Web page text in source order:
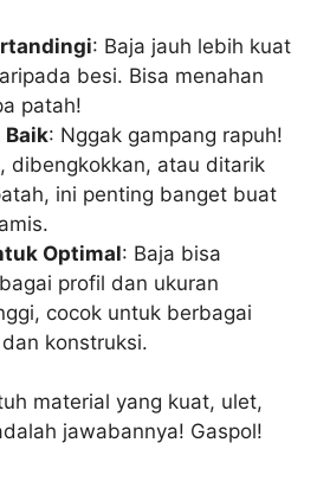
: Baja jauh lebih kuat
besi. Bisa menahan
patah!
Baik: Nggak gampang rapuh!
dibengkokkan, atau ditarik
ini penting banget buat
Optimal: Baja bisa
profil dan ukuran
cocok untuk berbagai
konstruksi.
material yang kuat, ulet,
jawabannya! Gaspol!